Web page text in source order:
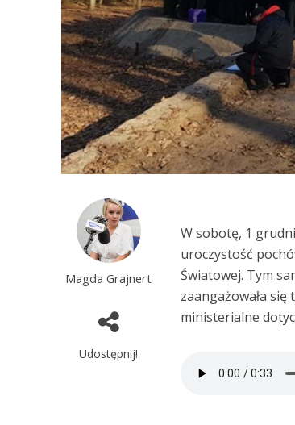
Magda Grajnert
Udostępnij!
W sobotę, 1
uroczystość
Światowej. Tym
zaangażowała
ministerialne